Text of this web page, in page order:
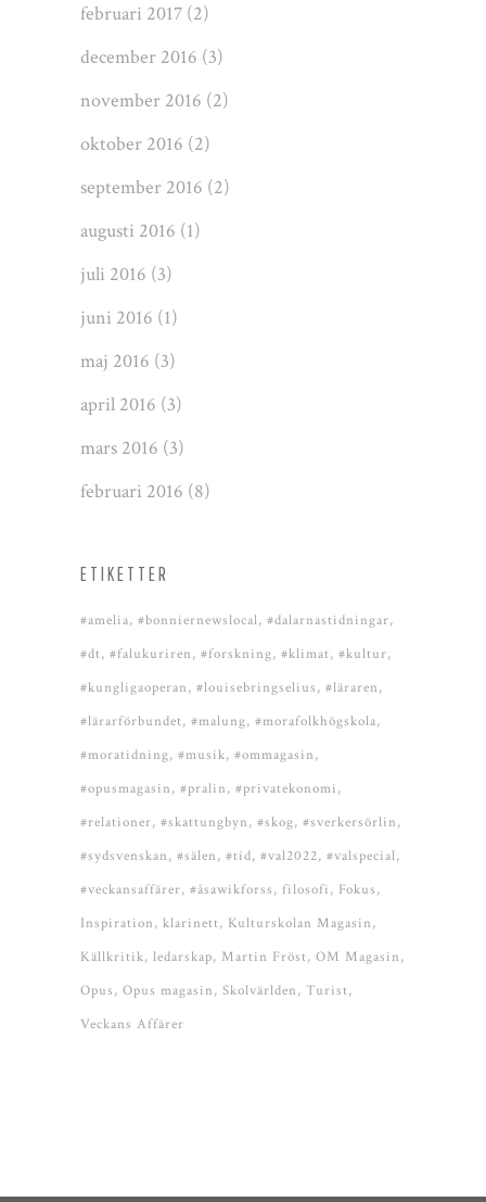
februari 2017 (2)
december 2016 (3)
november 2016 (2)
oktober 2016 (2)
september 2016 (2)
augusti 2016 (1)
juli 2016 (3)
juni 2016 (1)
maj 2016 (3)
april 2016 (3)
mars 2016 (3)
februari 2016 (8)
ETIKETTER
#amelia #bonniernewslocal #dalarnastidningar
#dt #falukuriren #forskning #klimat #kultur
#kungligaoperan #louisebringselius #läraren
#lärarförbundet #malung #morafolkhögskola
#moratidning #musik #ommagasin
#opusmagasin #pralin #privatekonomi
#relationer #skattungbyn #skog #sverkersörlin
#sydsvenskan #sälen #tid #val2022 #valspecial
#veckansaffärer #åsawikforss filosofi
Fokus
Inspiration klarinett Kulturskolan Magasin
Källkritik ledarskap Martin Fröst OM Magasin
Opus Opus magasin Skolvärlden Turist
Veckans Affärer